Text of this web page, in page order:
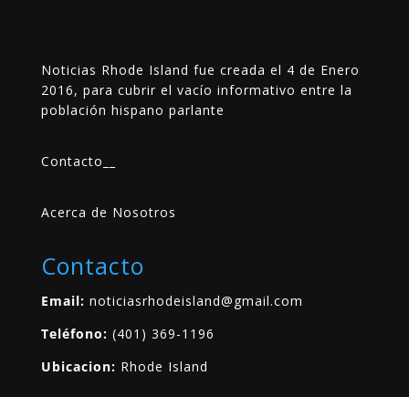
Noticias Rhode Island fue creada el 4 de Enero
2016, para cubrir el vacío informativo entre la
población hispano parlante
Contacto
Acerca de Nosotros
Contacto
Email: noticiasrhodeisland@gmail.com
Teléfono: (401) 369-1196
Ubicacion: Rhode Island